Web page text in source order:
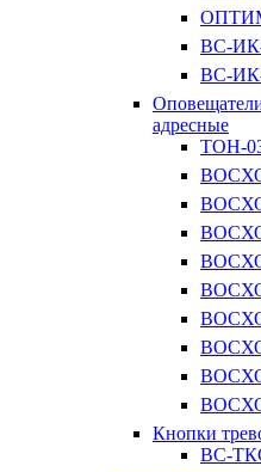
ВС-
ВС-
адресные
ТОН-
Кнопки
ВС-